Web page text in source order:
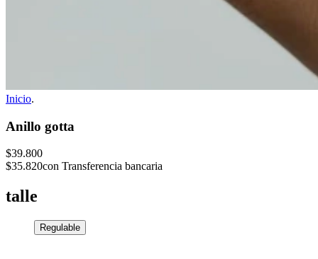
Inicio.
Anillo gotta
$39.800
$35.820con Transferencia bancaria
talle
Regulable